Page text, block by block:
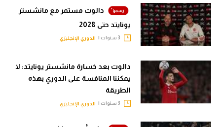
دالوت مستمر مع مانشستر
يونايتد حتى 2028
الدوري الإنجليزي
دالوت بعد خسارة مانشستر يونايتد: لا
يمكننا المنافسة على الدوري بهذه
الطريقة
الدوري الإنجليزي